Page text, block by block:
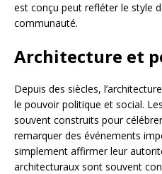
est conçu peut refléter le style
communauté.
Architecture et
Depuis des siècles,
le pouvoir politique et social.
souvent construits pour
remarquer des événements
simplement affirmer leur
architecturaux sont souvent